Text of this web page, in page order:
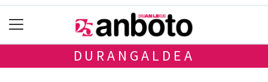
DURANGALDEA